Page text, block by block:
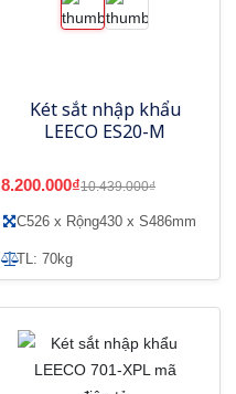
Két sắt nhập khẩu
LEECO ES20-M
8.200.000₫10.439.000₫
C526 x Rộng430 x S486mm
TL: 70kg